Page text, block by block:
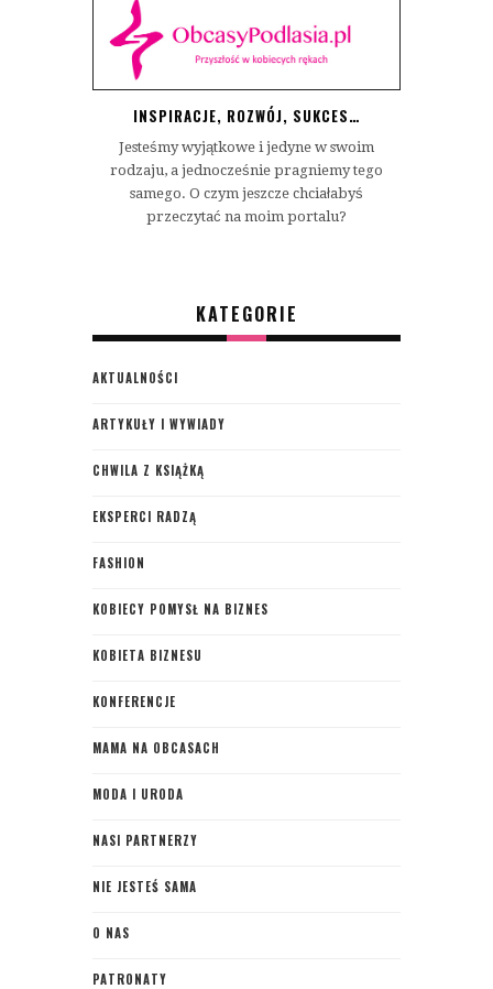
INSPIRACJE, ROZWÓJ, SUKCES…
Jesteśmy wyjątkowe i jedyne w swoim
rodzaju, a jednocześnie pragniemy tego
samego. O czym jeszcze chciałabyś
przeczytać na moim portalu?
KATEGORIE
AKTUALNOŚCI
ARTYKUŁY I WYWIADY
CHWILA Z KSIĄŻKĄ
EKSPERCI RADZĄ
FASHION
KOBIECY POMYSŁ NA BIZNES
KOBIETA BIZNESU
KONFERENCJE
MAMA NA OBCASACH
MODA I URODA
NASI PARTNERZY
NIE JESTEŚ SAMA
O NAS
PATRONATY